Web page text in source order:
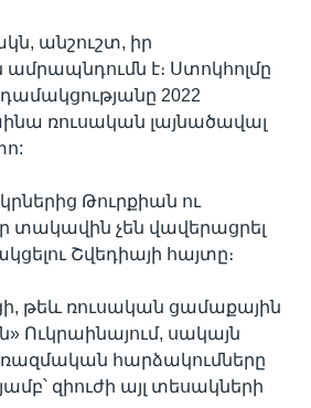
անշուշտ, իր
է։ Ստոկհոլմը
2022
ռուսական լայնածավալ
Թուրքիան ու
տակավին չեն վավերացրել
Շվեդիայի հայտը։
թեև ռուսական ցամաքային
Ուկրաինայում, սակայն
հարձակումները
զիուժի այլ տեսակների